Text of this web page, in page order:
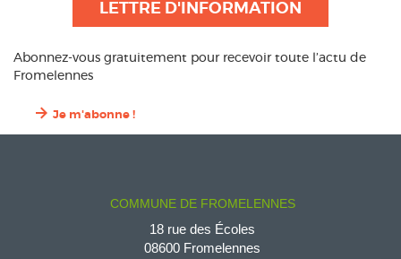
LETTRE D'INFORMATION
Abonnez-vous gratuitement pour recevoir toute l’actu de
Fromelennes
Je m'abonne !
COMMUNE DE FROMELENNES
18 rue des Écoles
08600 Fromelennes